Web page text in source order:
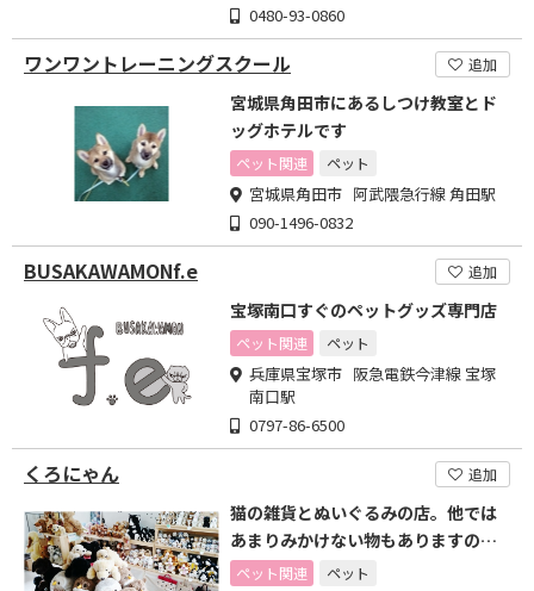
0480-93-0860
ワンワントレーニングスクール 追加
宮城県角田市にあるしつけ教室とド
ッグホテルです
ペット関連 ペット
宮城県角田市 阿武隈急行線 角田駅
090-1496-0832
BUSAKAWAMONf.e 追加
宝塚南口すぐのペットグッズ専門店
ペット関連 ペット
兵庫県宝塚市 阪急電鉄今津線 宝塚
南口駅
0797-86-6500
くろにゃん 追加
猫の雑貨とぬいぐるみの店。他では
あまりみかけない物もありますの
で、お気軽に遊びに来て下さい
ペット関連 ペット